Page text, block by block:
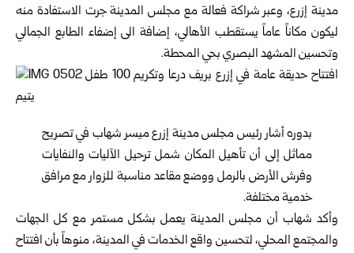
مدينة إزرع، وعبر شراكة فعالة مع مجلس المدينة جرت الاستفادة منه
ليكون مكاناً عاماً يستقطب الأهالي، إضافة الى إضفاء الطابع الجمالي
وتحسين المشهد البصري بحي المحطة.
بدوره أشار رئيس مجلس مدينة إزرع ميسر شهاب في تصريح
مماثل إلى أن تأهيل المكان شمل ترحيل الآليات والنفايات
وفرش الأرض بالرمل ووضع مقاعد مناسبة للزوار مع مرافق
خدمية مختلفة.
وأكد شهاب أن مجلس المدينة يعمل بشكل مستمر مع كل الجهات
والمجتمع المحلي، لتحسين واقع الخدمات في المدينة، منوهاً بأن افتتاح